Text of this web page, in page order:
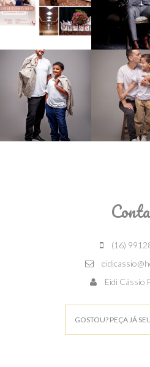
(16)
Eidi Cássio
GOSTOU? PEÇA JÁ